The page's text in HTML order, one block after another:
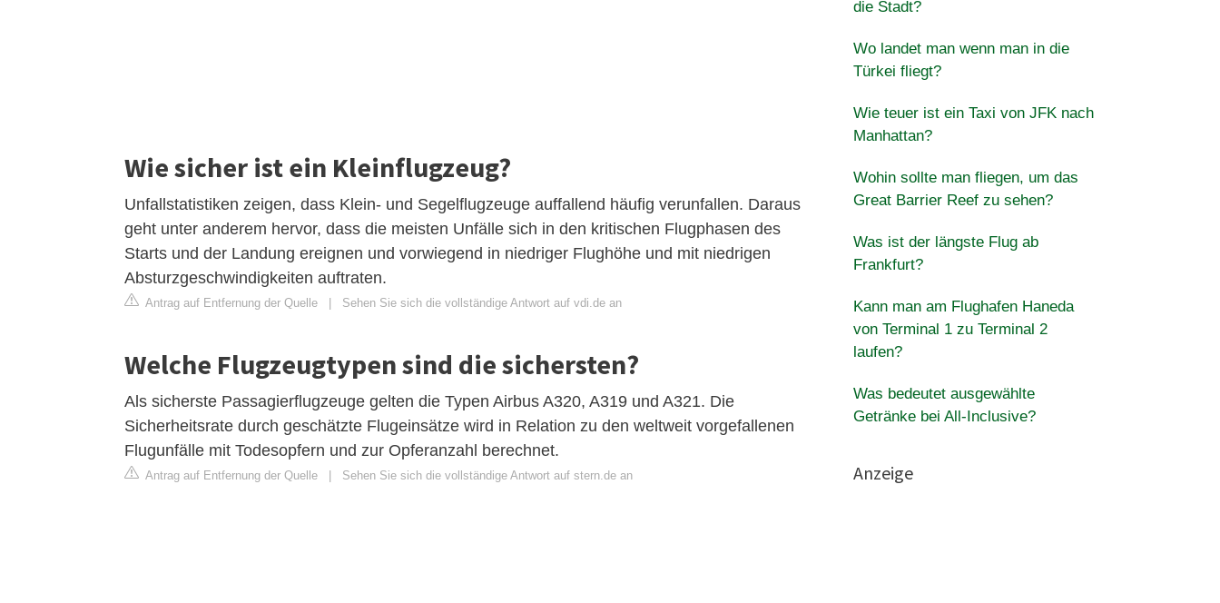
Wie sicher ist ein Kleinflugzeug?
Unfallstatistiken zeigen, dass Klein- und Segelflugzeuge auffallend häufig verunfallen. Daraus
geht unter anderem hervor, dass die meisten Unfälle sich in den kritischen Flugphasen des
Starts und der Landung ereignen und vorwiegend in niedriger Flughöhe und mit niedrigen
Absturzgeschwindigkeiten auftraten.
Antrag auf Entfernung der Quelle Sehen Sie sich die vollständige Antwort auf vdi.de an
Welche Flugzeugtypen sind die sichersten?
Als sicherste Passagierflugzeuge gelten die Typen Airbus A320, A319 und A321. Die
Sicherheitsrate durch geschätzte Flugeinsätze wird in Relation zu den weltweit vorgefallenen
Flugunfälle mit Todesopfern und zur Opferanzahl berechnet.
Antrag auf Entfernung der Quelle Sehen Sie sich die vollständige Antwort auf stern.de an
die Stadt?
Wo landet man wenn man in die
Türkei fliegt?
Wie teuer ist ein Taxi von JFK nach
Manhattan?
Wohin sollte man fliegen, um das
Great Barrier Reef zu sehen?
Was ist der längste Flug ab
Frankfurt?
Kann man am Flughafen Haneda
von Terminal 1 zu Terminal 2
laufen?
Was bedeutet ausgewählte
Getränke bei All-Inclusive?
Anzeige